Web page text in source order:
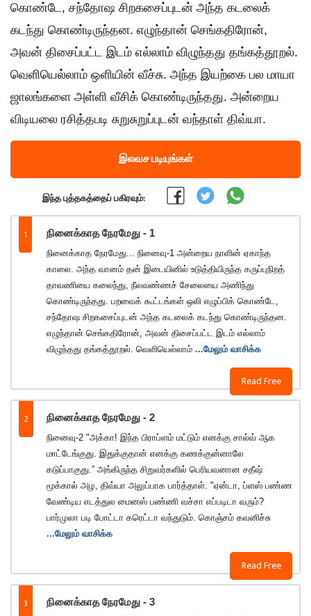
கொண்டே, சந்தோஷ சிறகசைப்புடன் அந்த கடலைக்
கடந்து கொண்டிருந்தன. எழுந்தான் செங்கதிரோன்,
அவன் திசைப்பட்ட இடம் எல்லாம் விழுந்தது தங்கத்தூறல்.
வெளியெல்லாம் ஒளியின் வீச்சு. அந்த இயற்கை பல மாயா
ஜாலங்களை அள்ளி வீசிக் கொண்டிருந்தது. அன்றைய
விடியலை ரசித்தபடி சுறுசுறுப்புடன் வந்தாள் திவ்யா.
இலவச படியுங்கள்
இந்த புத்தகத்தைப் பகிரவும்:
1 நினைக்காத நேரமேது - 1
Read Free
நினைக்காத நேரமேது... நினைவு-1 அன்றைய நாளின் ஏகாந்த
காலை. அந்த வானம் தன் இடையினில் உடுத்தியிருந்த கருப்புநிறத்
தாவணியை கலைந்து, நீலவண்ணச் சேலையை அணிந்து
கொண்டிருந்தது. பறவைக் கூட்டங்கள் ஒலி எழுப்பிக் கொண்டே,
சந்தோஷ சிறகசைப்புடன் அந்த கடலைக் கடந்து கொண்டிருந்தன.
எழுந்தான் செங்கதிரோன், அவன் திசைப்பட்ட இடம் எல்லாம்
விழுந்தது தங்கத்தூறல். வெளியெல்லாம் ...மேலும் வாசிக்க
2 நினைக்காத நேரமேது - 2
Read Free
நினைவு-2 "அக்கா! இந்த பிராப்ளம் மட்டும் எனக்கு சால்வ் ஆக
மாட்டேங்குது. இதுக்குதான் எனக்கு கணக்குன்னாலே
கடுப்பாகுது.” அங்கிருந்த சிறுவர்களில் பெரியவனான சதீஷ்
மூக்கால் அழ, திவ்யா அலுப்பாக பார்த்தாள். "ஏன்டா, ப்ளஸ் பண்ண
வேண்டிய எடத்துல மைனஸ்‌ பண்ணி வச்சா எப்படிடா வரும்?
பார்முலா படி போட்டா கரெட்டா வந்துடும். கொஞ்சம் கவனிச்சு
...மேலும் வாசிக்க
3 நினைக்காத நேரமேது - 3